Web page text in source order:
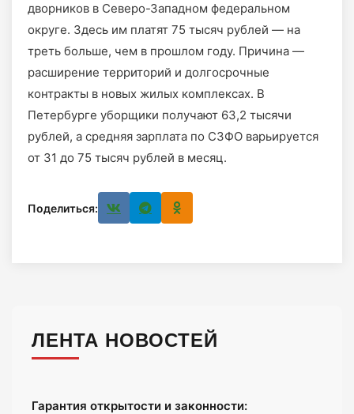
дворников в Северо-Западном федеральном
округе. Здесь им платят 75 тысяч рублей — на
треть больше, чем в прошлом году. Причина —
расширение территорий и долгосрочные
контракты в новых жилых комплексах. В
Петербурге уборщики получают 63,2 тысячи
рублей, а средняя зарплата по СЗФО варьируется
от 31 до 75 тысяч рублей в месяц.
Поделиться:
ЛЕНТА НОВОСТЕЙ
Гарантия открытости и законности: